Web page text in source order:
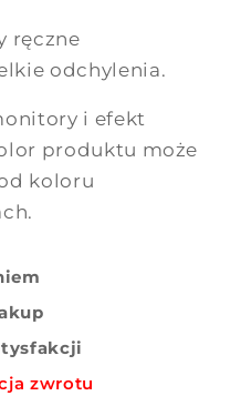
ręczne
odchylenia.
i efekt
produktu może
koloru
zwrotu